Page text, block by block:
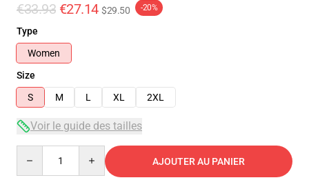
€33.93 €27.14 $29.50 -20%
Type
Women
Size
S
M L XL 2XL
Voir le guide des tailles
AJOUTER AU PANIER